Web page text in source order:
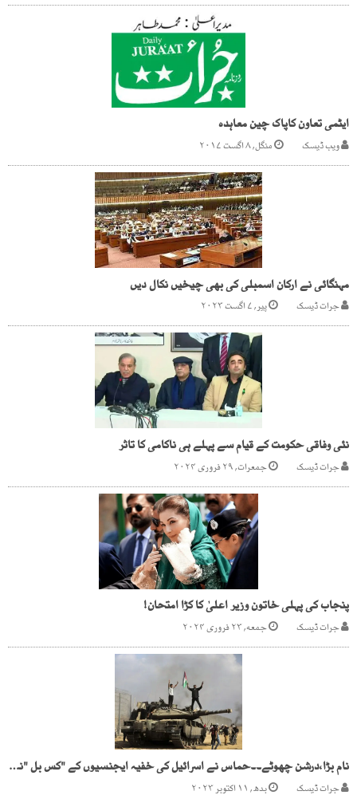
ایٹمی تعاون کاپاک چین معاہدہ
ویب ڈیسک منگل, ۸ اگست ۲۰۱۷
مہنگائی نے ارکان اسمبلی کی بھی چیخیں نکال دیں
جرات ڈیسک پیر, ۷ اگست ۲۰۲۳
نئی وفاقی حکومت کے قیام سے پہلے ہی ناکامی کا تاثر
جرات ڈیسک جمعرات, ۲۹ فروری ۲۰۲۴
پنجاب کی پہلی خاتون وزیر اعلیٰ کا کڑا امتحان!
جرات ڈیسک جمعه, ۲۳ فروری ۲۰۲۴
نام بڑا،درشن چھوٹے۔۔حماس نے اسرائیل کی خفیہ ایجنسیوں کے "کس بل "نکال دیے!!!
جرات ڈیسک بدھ, ۱۱ اکتوبر ۲۰۲۳